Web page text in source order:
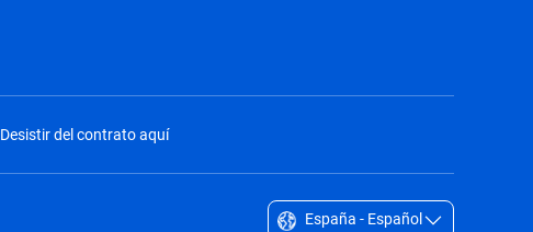
Desistir del contrato aquí
España - Español